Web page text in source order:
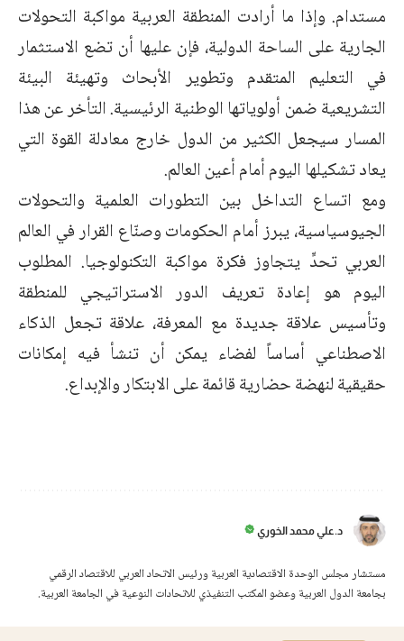
مستدام. وإذا ما أرادت المنطقة العربية مواكبة التحولات
الجارية على الساحة الدولية، فإن عليها أن تضع الاستثمار
في التعليم المتقدم وتطوير الأبحاث وتهيئة البيئة
التشريعية ضمن أولوياتها الوطنية الرئيسية. التأخر عن هذا
المسار سيجعل الكثير من الدول خارج معادلة القوة التي
يعاد تشكيلها اليوم أمام أعين العالم.
ومع اتساع التداخل بين التطورات العلمية والتحولات
الجيوسياسية، يبرز أمام الحكومات وصنّاع القرار في العالم
العربي تحدٍّ يتجاوز فكرة مواكبة التكنولوجيا. المطلوب
اليوم هو إعادة تعريف الدور الاستراتيجي للمنطقة
وتأسيس علاقة جديدة مع المعرفة، علاقة تجعل الذكاء
الاصطناعي أساساً لفضاء يمكن أن تنشأ فيه إمكانات
حقيقية لنهضة حضارية قائمة على الابتكار والإبداع.
د.علي محمد الخوري
مستشار مجلس الوحدة الاقتصادية العربية ورئيس الاتحاد العربي للاقتصاد الرقمي
بجامعة الدول العربية وعضو المكتب التنفيذي للاتحادات النوعية في الجامعة العربية.